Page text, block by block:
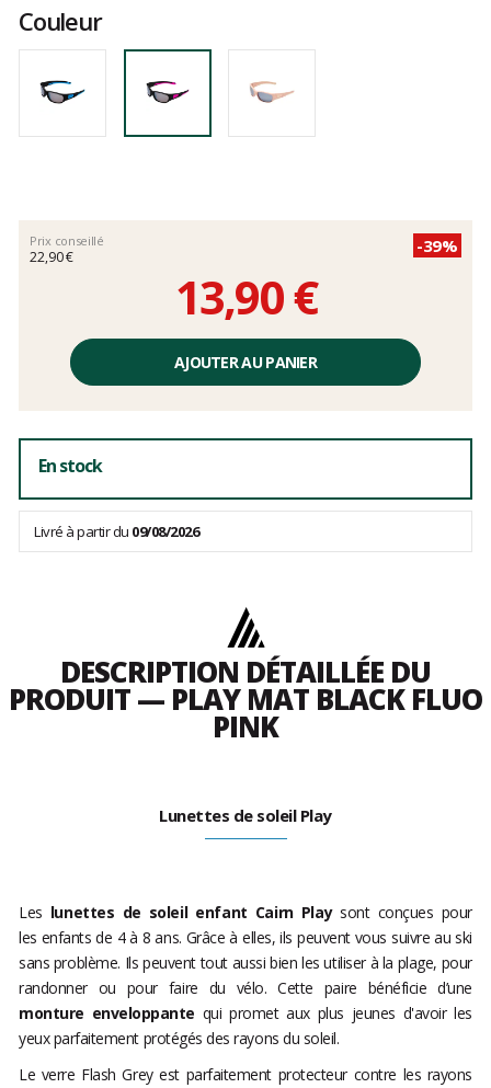
Couleur
Prix conseillé
22,90 €
-39%
13,90 €
unitaire,
AJOUTER AU PANIER
En stock
Livré à partir du 09/08/2026
DESCRIPTION DÉTAILLÉE DU
PRODUIT — PLAY MAT BLACK FLUO
PINK
Lunettes de soleil Play
Les lunettes de soleil enfant Cairn Playsont conçues pour
les enfants de 4 à 8 ans. Grâce à elles, ils peuvent vous suivre au ski
sans problème. Ils peuvent tout aussi bien les utiliser à la plage, pour
randonner ou pour faire du vélo. Cette paire bénéficie d’une
monture enveloppante qui promet aux plus jeunes d'avoir les
yeux parfaitement protégés des rayons du soleil.
Le verre Flash Grey est parfaitement protecteur contre les rayons